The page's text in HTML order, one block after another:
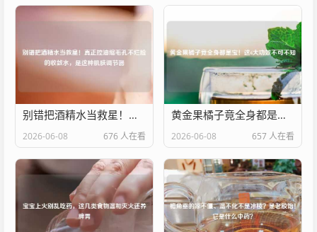
别错把酒精水当救星！真正控油缩毛孔不烂脸的收敛水，是这种肌肤调节器
2026-06-08 676 人在看
黄金果橘子竟全身都是宝！这6大功效不可不知
2026-06-08 657 人在看